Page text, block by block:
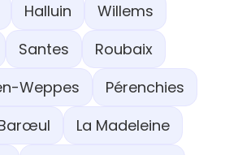
Halluin
Willems
Santes
Roubaix
Weppes
Pérenchies
La Madeleine